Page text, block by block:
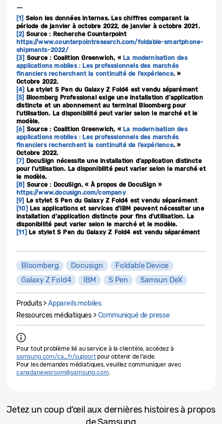
—
[1] Selon les données internes. Les chiffres comparant la
période de janvier à octobre 2022, de janvier à octobre 2021.
[2] Source : Recherche Counterpoint
https://www.counterpointresearch.com/foldable-smartphone-
shipments-2022/
[3] Source : Coalition Greenwich, « La modernisation des
applications mobiles : Les professionnels des marchés
financiers recherchent la continuité de l’expérience. »
Octobre 2022.
[4]
Le stylet S Pen du Galaxy Z Fold4 est vendu séparément
[5]
Bloomberg Professional exige une installation d’application
distincte et un abonnement au terminal Bloomberg pour
l’utilisation. La disponibilité peut varier selon le marché et le
modèle.
[6] Source : Coalition Greenwich, « La modernisation des
applications mobiles : Les professionnels des marchés
financiers recherchent la continuité de l’expérience. »
Octobre 2022.
[7]
DocuSign nécessite une installation d’application distincte
pour l’utilisation. La disponibilité peut varier selon le marché et
le modèle.
[8] Source : DocuSign, « À propos de DocuSign »
https://www.docusign.com/company
[9]
Le stylet S Pen du Galaxy Z Fold4 est vendu séparément
[10]
Les applications et services d’IBM peuvent nécessiter une
installation d’application distincte pour fins d’utilisation. La
disponibilité peut varier selon le marché et le modèle.
[11]
Le stylet S Pen du Galaxy Z Fold4 est vendu séparément
Bloomberg Docusign
Foldable Device
Galaxy Z Fold4
IBM S Pen Samsun DeX
Produits >Appareils mobiles
Ressources médiatiques >Communiqué de presse
Pour tout problème lié au service à la clientèle, accédez à
samsung.com/ca_fr/supportpour obtenir de l’aide.
Pour les demandes médiatiques, veuillez communiquer avec
canadanewsroom@samsung.com.
Jetez un coup d’œil aux dernières histoires à propos